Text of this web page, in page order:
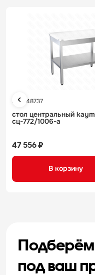
Арт. 148737
стол центральный
сц-772/1006-а
47 556 ₽
В корзину
под ваш